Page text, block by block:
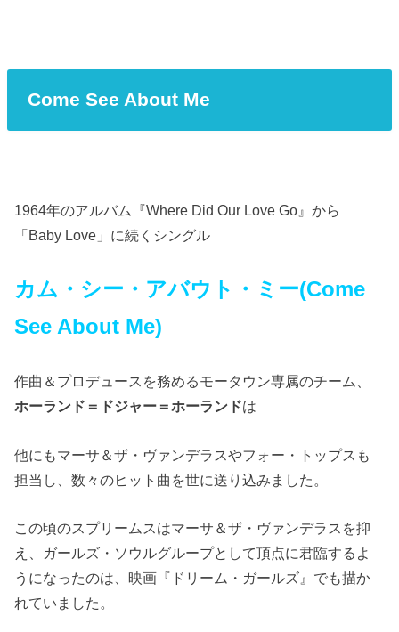
Come See About Me
1964年のアルバム『Where Did Our Love Go』から
「Baby Love」に続くシングル
カム・シー・アバウト・ミー(Come
See About Me)
作曲＆プロデュースを務めるモータウン専属のチーム、
ホーランド＝ドジャー＝ホーランドは
他にもマーサ＆ザ・ヴァンデラスやフォー・トップスも
担当し、数々のヒット曲を世に送り込みました。
この頃のスプリームスはマーサ＆ザ・ヴァンデラスを抑
え、ガールズ・ソウルグループとして頂点に君臨するよ
うになったのは、映画『ドリーム・ガールズ』でも描か
れていました。